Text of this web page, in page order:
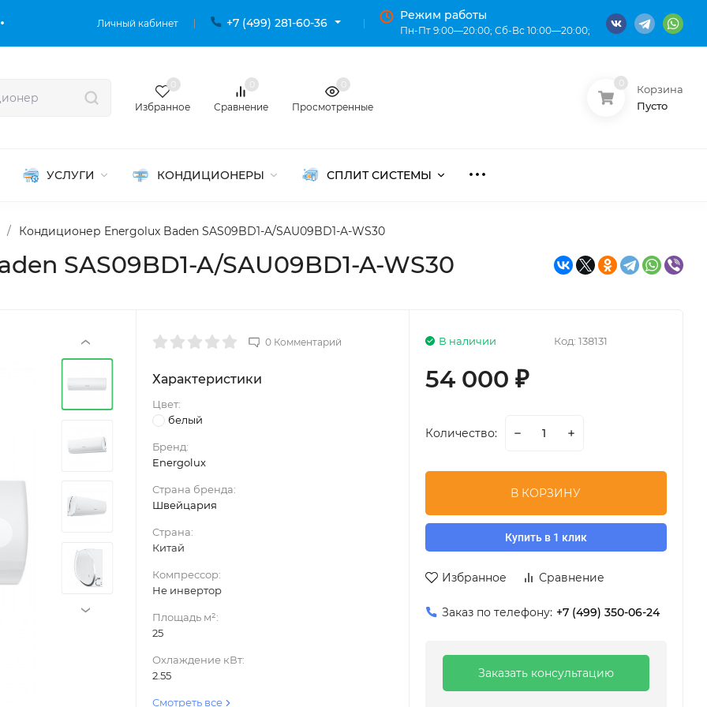
Личный кабинет +7 (499) 281-60-36
Режим работы
Пн-Пт 9:00—20:00; Сб-Вс 10:00—20:00;
Избранное Сравнение Просмотренные
Корзина
Пусто
УСЛУГИ КОНДИЦИОНЕРЫ СПЛИТ СИСТЕМЫ
/ Кондиционер Energolux Baden SAS09BD1-A/SAU09BD1-A-WS30
SAS09BD1-A/SAU09BD1-A-WS30
‹
›
0 Комментарий
Характеристики
Цвет:
белый
Бренд:
Energolux
Страна бренда:
Швейцария
Страна:
Китай
Компрессор:
Не инвертор
Площадь м²:
25
Охлаждение кВт:
2.55
Смотреть все
Код: 138131
В наличии
54 000 ₽
Количество:
В КОРЗИНУ
Купить в 1 клик
Избранное Сравнение
Заказ по телефону: +7 (499) 350-06-24
Заказать консультацию